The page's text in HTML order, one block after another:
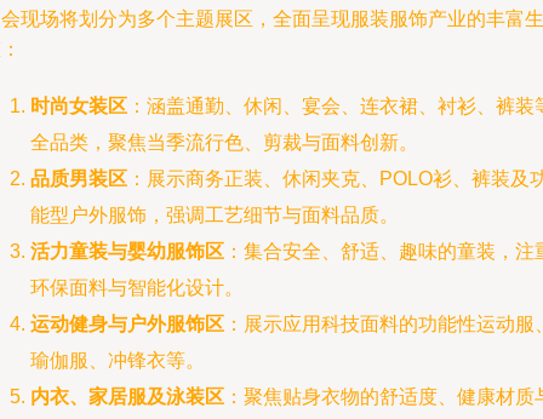
现场将划分为多个主题展区，全面呈现服装服饰产业的丰富生
时尚女装区 ：涵盖通勤、休闲、宴会、连衣裙、衬衫、裤装
全品类，聚焦当季流行色、剪裁与面料创新。
品质男装区 ：展示商务正装、休闲夹克、POLO衫、裤装及
能型户外服饰，强调工艺细节与面料品质。
活力童装与婴幼服饰区 ：集合安全、舒适、趣味的童装，注
环保面料与智能化设计。
运动健身与户外服饰区 ：展示应用科技面料的功能性运动服
瑜伽服、冲锋衣等。
内衣、家居服及泳装区 ：聚焦贴身衣物的舒适度、健康材质